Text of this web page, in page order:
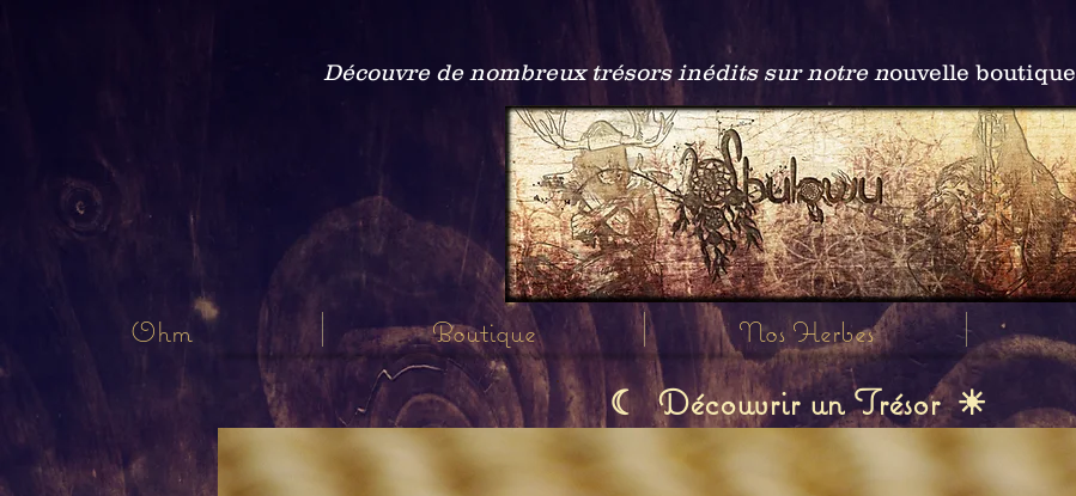
Découvre de nombreux trésors inédits sur notre nouvelle boutique
Ohm Boutique Nos Herbes
☾ Découvrir un Trésor ☀